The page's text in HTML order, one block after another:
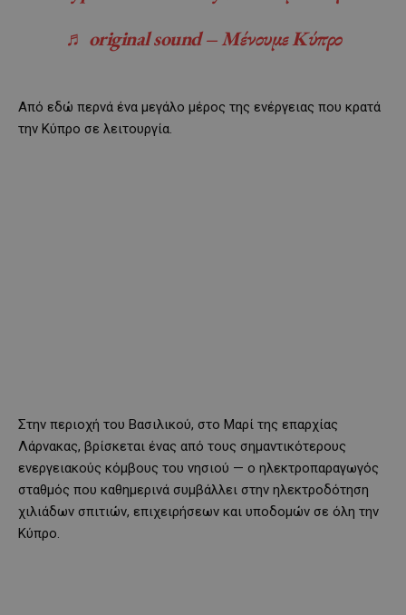
♬ original sound – Μένουμε Κύπρο
Από εδώ περνά ένα μεγάλο μέρος της ενέργειας που κρατά
την Κύπρο σε λειτουργία.
Στην περιοχή του Βασιλικού, στο Μαρί της επαρχίας
Λάρνακας, βρίσκεται ένας από τους σημαντικότερους
ενεργειακούς κόμβους του νησιού — ο ηλεκτροπαραγωγός
σταθμός που καθημερινά συμβάλλει στην ηλεκτροδότηση
χιλιάδων σπιτιών, επιχειρήσεων και υποδομών σε όλη την
Κύπρο.